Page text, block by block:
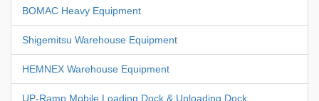
BOMAC Heavy Equipment
Shigemitsu Warehouse Equipment
HEMNEX Warehouse Equipment
UP-Ramp Mobile Loading Dock & Unloading Dock